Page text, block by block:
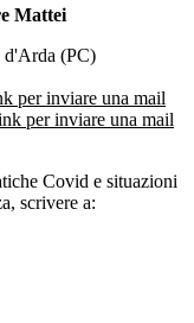
Mattei
d'Arda (PC)
per inviare una mail
per inviare una mail
Covid e situazioni
scrivere a: